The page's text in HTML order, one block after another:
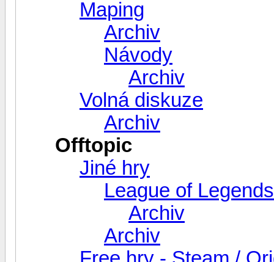
Maping
Archiv
Návody
Archiv
Volná diskuze
Archiv
Offtopic
Jiné hry
League of Legends
Archiv
Archiv